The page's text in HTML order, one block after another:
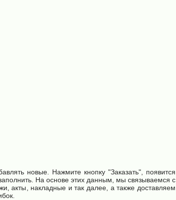
новые. Нажмите кнопку "Заказать", появится
На основе этих данным, мы связываемся с
акты, накладные и так далее, а также доставляем